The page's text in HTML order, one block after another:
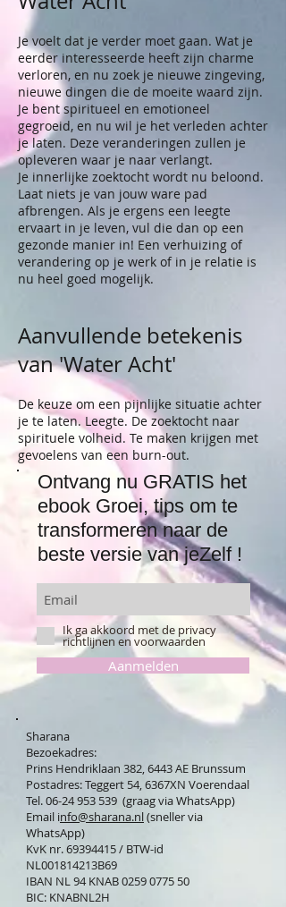
Je voelt dat je verder moet gaan. Wat je
eerder interesseerde heeft zijn charme
verloren, en nu zoek je nieuwe zingeving,
nieuwe dingen die de moeite waard zijn.
Je bent spiritueel en emotioneel
gegroeid, en nu wil je het verleden achter
je laten. Deze veranderingen zullen je
opleveren waar je naar verlangt.
Je innerlijke zoektocht wordt nu beloond.
Laat niets je van jouw ware pad
afbrengen. Als je ergens een leegte
ervaart in je leven, vul die dan op een
gezonde manier in! Een verhuizing of
verandering op je werk of in je relatie is
nu heel goed mogelijk.
Aanvullende betekenis
van 'Water Acht'
De keuze om een pijnlijke situatie achter
je te laten. Leegte. De zoektocht naar
spirituele volheid. Te maken krijgen met
gevoelens van een burn-out.
Ontvang nu GRATIS het
ebook Groei, tips om te
transformeren naar de
beste versie van jeZelf !
Ik ga akkoord met de privacy
richtlijnen en voorwaarden
Aanmelden
Sharana
Bezoekadres:
Prins Hendriklaan 382, 6443 AE Brunssum
Postadres: Teggert 54, 6367XN Voerendaal
Tel. 06-24 953 539 (graag via WhatsApp)
Email info@sharana.nl(sneller via
WhatsApp)
KvK nr.69394415/ BTW-id
NL001814213B69
IBAN NL 94 KNAB0259 0775 50
BIC: KNABNL2H